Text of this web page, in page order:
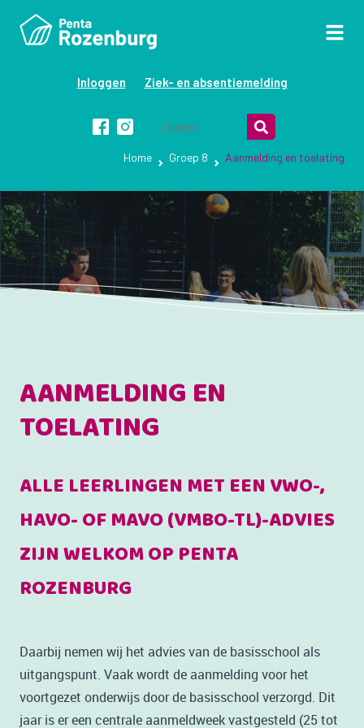
Inloggen Ziek- en absentiemelding
Home Groep 8 Aanmelding en toelating
AANMELDING EN
TOELATING
ALLE LEERLINGEN MET EEN VWO-,
HAVO- OF MAVO (VMBO-TL)-ADVIES
ZIJN WELKOM OP PENTA
ROZENBURG
Daarbij nemen wij het advies van de basisschool als
uitgangspunt. Vaak wordt de aanmelding voor het
voortgezet onderwijs door de basisschool verzorgd. Dit
jaar is er een centrale aanmeldweek vastgesteld (25 tot